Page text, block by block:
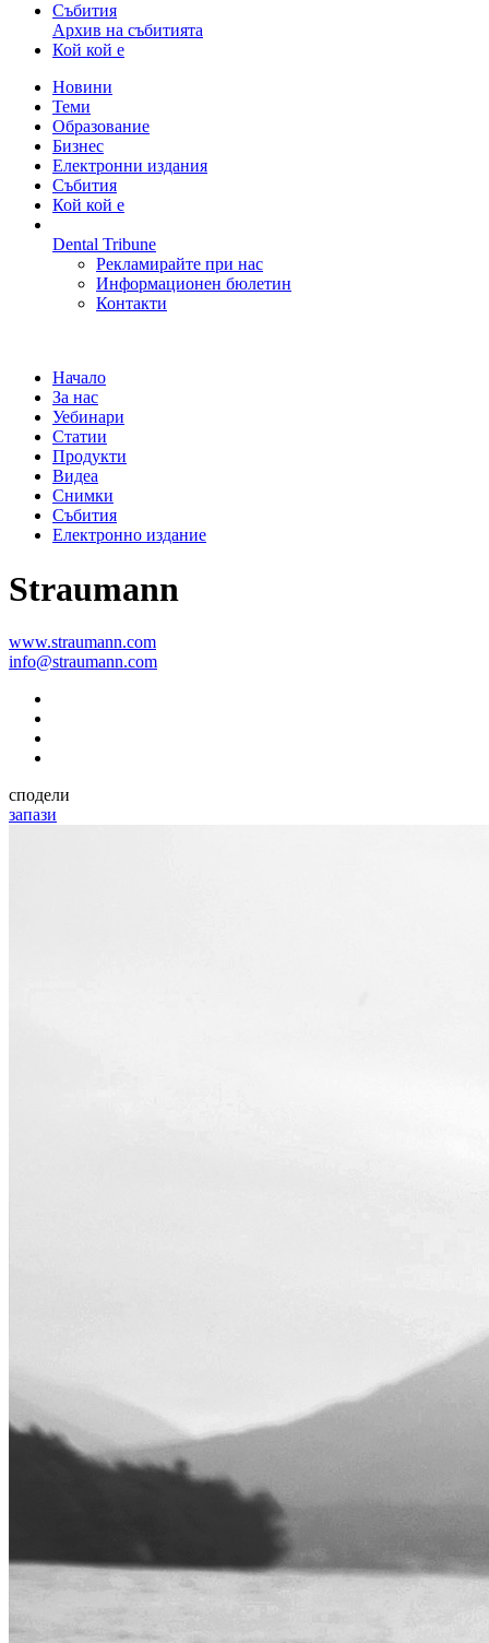
Събития
Архив на събитията
Кой кой е
Новини
Теми
Образование
Бизнес
Електронни издания
Събития
Кой кой е
Dental Tribune
Рекламирайте при нас
Информационен бюлетин
Контакти
Начало
За нас
Уебинари
Статии
Продукти
Видеа
Снимки
Събития
Електронно издание
Straumann
www.straumann.com
info@straumann.com
сподели
запази